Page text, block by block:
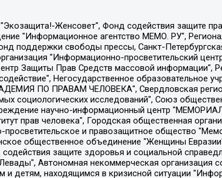
Автономная некоммерческая организация "Институт права и публичной политики", Баданин Роман Сергеевич, Гликин Максим Александрович, Железнова Мария Михайловна, Лукьянова Юлия Сергеевна, Маетная Елизавета Витальевна, Маняхин Петр Борисович, Чуракова Ольга Владимировна, Ярош Юлия Петровна, Юридическое лицо "The Insider SIA", зарегистрированное в Риге, Латвийская Республика (дата регистрации 26.06.2015), являющееся администратором доменного имени интернет-издания "The Insider SIA", https://theins.ru, Постернак Алексей Евгеньевич, Рубин Михаил Аркадьевич, Анин Роман Александрович, Юридическое лицо Istories fonds, зарегистрированное в Латвийской Республике (регистрационный номер 50008295751, дата регистрации 24.02.2020), Великовский Дмитрий Александрович, Долинина Ирина Николаевна, Мароховская Алеся Алексеевна, Шлейнов Роман Юрьевич, Шмагун Олеся Валентиновна, Общество с ограниченной ответственностью "Альтаир 2021", Общество с ограниченной ответственностью "Вега 2021", Общество с ограниченной ответственностью "Главный редактор 2021", Общество с ограниченной ответственностью "Ромашки монолит", Важенков Артем Валерьевич, Ивановская областная общественная организация "Центр гендерных исследований", Гурман Юрий Альбертович, Медиапроект "ОВД-Инфо", Егоров Владимир Владимирович, Жилинский Владимир Александрович, Общество с ограниченной ответственностью "ЗП", Иванова София Юрьевна, Карезина Инна Павловна, Кильтау Екатерина Викторовна, Петров Алексей Викторович, Пискунов Сергей Евгеньевич, Смирнов Сергей Сергеевич, Тихонов Михаил Сергеевич, Общество с ограниченной ответственностью "ЖУРНАЛИСТ-ИНОСТРАННЫЙ АГЕНТ", Арапова Галина Юрьевна, Вольтская Татьяна Анатольевна, Американская компания "Mason G.E.S. Anonymous Foundation" (США), являющаяся владельцем интернет-издания https://mnews.world/, Компания "Stichting Bellingcat", зарегистрированная в Нидерландах (дата регистрации 11.07.2018), Захаров Андрей Вячеславович, Клепиковская Екатерина Дмитриевна, Общество с ограниченной ответственностью "МЕМО", Перл Роман Александрович, Симонов Евгений Алексеевич, Соловьева Елена Анатольевна, Сотников Даниил Владимирович, Сурначева Елизавета Дмитриевна, Автономная некоммерческая организация по защите прав человека и информированию населения "Якутия – Наше Мнение", Общество с ограниченной ответственностью "Москоу диджитал медиа", с 26.01.2023 Общество с ограниченной ответственностью "Чайка Белые сады", Ветошкина Валерия Валерьевна, Заговора Максим Александрович, Межрегиональное общественное движение "Российская ЛГБТ - сеть", Оленичев Максим Владимирович, Павлов Иван Юрьевич, Скворцова Елена Сергеевна, Общество с ограниченной ответственностью "Как бы инагент", Кочетков Игорь Викторович, Общество с ограниченной ответственностью "Честные выборы", Еланчик Олег Александрович, Общество с ограниченной ответственностью "Нобелевский призыв", Гималова Регина Эмилевна, Григорьев Андрей Валерьевич, Григорьева Алина Александровна, Ассоциация по содействию защите прав призывников, альтернативнослужащих и военнослужащих "Правозащитная группа